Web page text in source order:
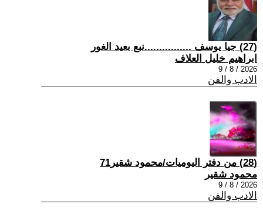
(27) جيا يوسف ................نبع بعيد الغور
ابراهيم خليل العلاف
2026 / 8 / 9
الادب والفن
(28) من دفتر اليوميات/محمود شقير71
محمود شقير
2026 / 8 / 9
الادب والفن